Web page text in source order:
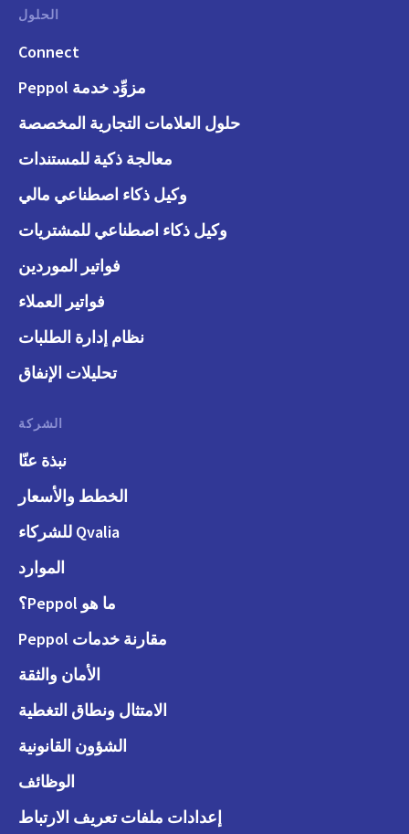
الحلول
Connect
مزوِّد خدمة Peppol
حلول العلامات التجارية المخصصة
معالجة ذكية للمستندات
وكيل ذكاء اصطناعي مالي
وكيل ذكاء اصطناعي للمشتريات
فواتير الموردين
فواتير العملاء
نظام إدارة الطلبات
تحليلات الإنفاق
الشركة
نبذة عنّا
الخطط والأسعار
Qvalia للشركاء
الموارد
ما هو Peppol؟
مقارنة خدمات Peppol
الأمان والثقة
الامتثال ونطاق التغطية
الشؤون القانونية
الوظائف
إعدادات ملفات تعريف الارتباط